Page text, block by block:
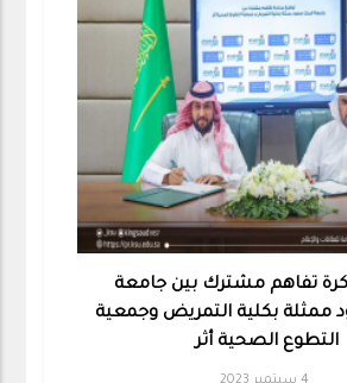
تفاهم مشترك بين جامعة
ممثلة بكلية التمريض وجمعية
التطوع الصحية أثر
4 سبتمبر 2023